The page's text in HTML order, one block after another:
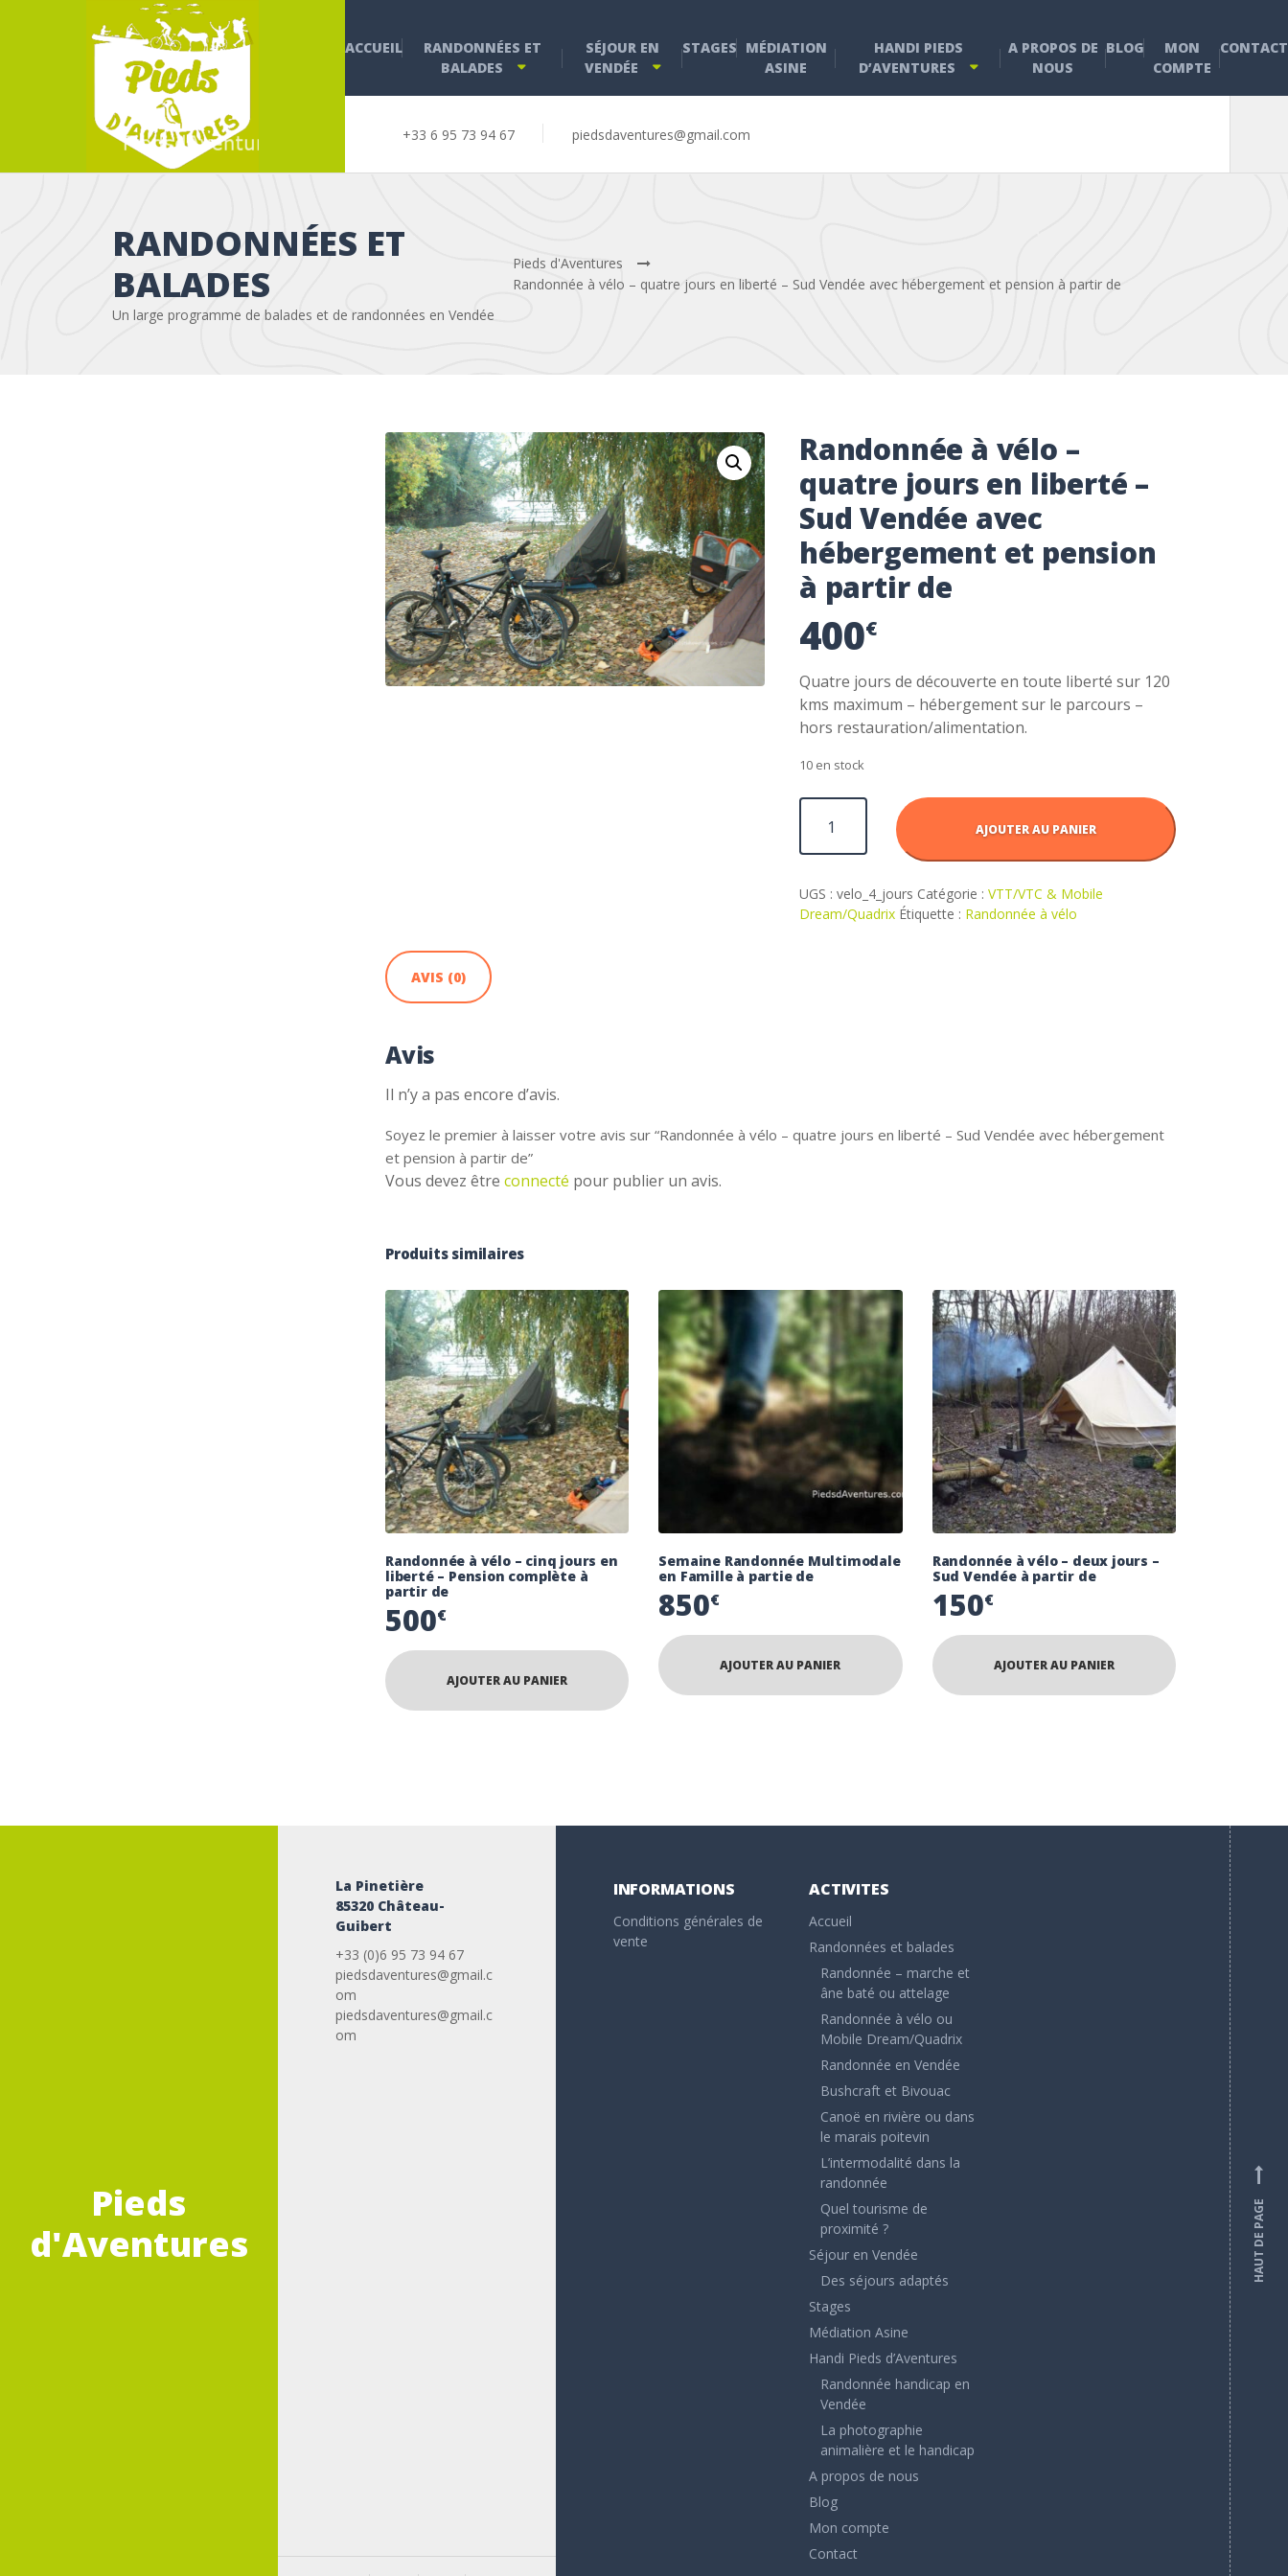
ACCUEIL
RANDONNÉES ET
BALADES
SÉJOUR EN
VENDÉE
STAGES MÉDIATION
ASINE
HANDI PIEDS
D’AVENTURES
A PROPOS DE
NOUS
BLOG
MON
COMPTE
CONTACT
+33 6 95 73 94 67 piedsdaventures@gmail.com
RANDONNÉES ET
BALADES
Un large programme de balades et de randonnées en Vendée
Pieds d'Aventures
Randonnée à vélo – quatre jours en liberté – Sud Vendée avec hébergement et pension à partir de
Randonnée à vélo –
quatre jours en liberté –
Sud Vendée avec
hébergement et pension
à partir de
400€
Quatre jours de découverte en toute liberté sur 120
kms maximum – hébergement sur le parcours –
hors restauration/alimentation.
10 en stock
quantité
Randonnée
vélo
-
pension
à
AJOUTER AU PANIER
UGS : velo_4_jours Catégorie : VTT/VTC & Mobile
Dream/Quadrix Étiquette : Randonnée à vélo
AVIS (0)
Avis
Il n’y a pas encore d’avis.
Soyez le premier à laisser votre avis sur “Randonnée à vélo – quatre jours en liberté – Sud Vendée avec hébergement
et pension à partir de”
Vous devez être connecté pour publier un avis.
Produits similaires
Randonnée à vélo – cinq jours en
liberté – Pension complète à
partir de
500€
AJOUTER AU PANIER
Semaine Randonnée Multimodale
en Famille à partie de
850€
AJOUTER AU PANIER
Randonnée à vélo – deux jours –
Sud Vendée à partir de
150€
AJOUTER AU PANIER
Pieds
d'Aventures
La Pinetière
85320 Château-
Guibert
+33 (0)6 95 73 94 67
piedsdaventures@gmail.c
om
piedsdaventures@gmail.c
om
INFORMATIONS
Conditions générales de
vente
ACTIVITES
Accueil
Randonnées et balades
Randonnée – marche et
âne baté ou attelage
Randonnée à vélo ou
Mobile Dream/Quadrix
Randonnée en Vendée
Bushcraft et Bivouac
Canoë en rivière ou dans
le marais poitevin
L’intermodalité dans la
randonnée
Quel tourisme de
proximité ?
Séjour en Vendée
Des séjours adaptés
Stages
Médiation Asine
Handi Pieds d’Aventures
Randonnée handicap en
Vendée
La photographie
animalière et le handicap
A propos de nous
Blog
Mon compte
Contact
HAUT DE PAGE